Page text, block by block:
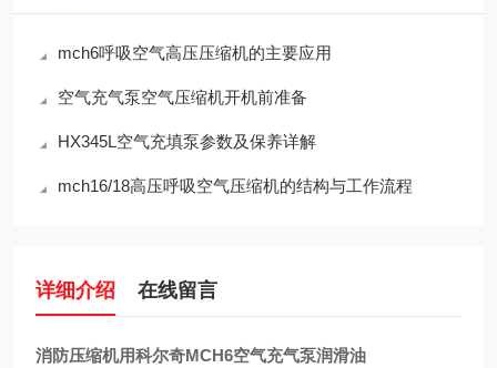
mch6呼吸空气高压压缩机的主要应用
空气充气泵空气压缩机开机前准备
HX345L空气充填泵参数及保养详解
mch16/18高压呼吸空气压缩机的结构与工作流程
详细介绍 在线留言
消防压缩机用科尔奇MCH6空气充气泵润滑油